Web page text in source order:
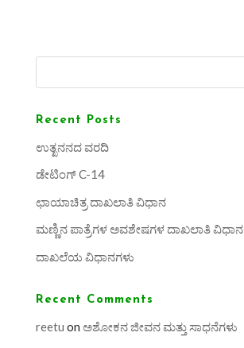
Recent Posts
ಉತ್ಖನನದ ವರದಿ
ಡೇಟಿಂಗ್ C-14
ಛಾಯಾಚಿತ್ರ ದಾಖಲಾತಿ ವಿಧಾನ
ಮಣ್ಣಿನ ಪಾತ್ರೆಗಳ ಅವಶೇಷಗಳ ದಾಖಲಾತಿ ವಿಧಾನ
ದಾಖಲೆಯ ವಿಧಾನಗಳು
Recent Comments
reetu on ಅಶೋಕನ ಜೀವನ ಮತ್ತು ಸಾಧನೆಗಳು